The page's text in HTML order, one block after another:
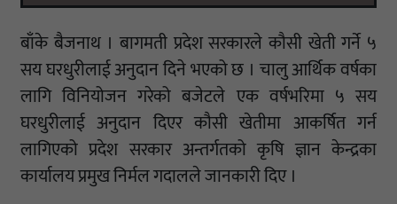
बाँके बैजनाथ । बागमती प्रदेश सरकारले कौसी खेती गर्ने ५
सय घरधुरीलाई अनुदान दिने भएको छ । चालु आर्थिक वर्षका
लागि विनियोजन गरेको बजेटले एक वर्षभरिमा ५ सय
घरधुरीलाई अनुदान दिएर कौसी खेतीमा आकर्षित गर्न
लागिएको प्रदेश सरकार अन्तर्गतको कृषि ज्ञान केन्द्रका
कार्यालय प्रमुख निर्मल गदालले जानकारी दिए ।